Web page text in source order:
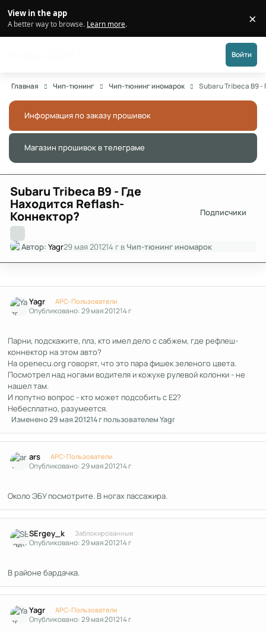
View in the app
A better way to browse. Learn more. ×
Войти
Главная Чип-тюнинг Чип-тюнинг иномарок Subaru Tribeca B9
Информация по заказу прошивок
Магазин прошивок в телеграме
Subaru Tribeca B9 - Где
Находится Reflash-
Коннектор? Подписчики
Автор:Yagr29 мая 201214 г в Чип-тюнинг иномарок
Yagr APC-Пользователи
Опубликовано:29 мая 201214 г
Парни, подскажите, плз, кто имел дело с сабжем, где рефлеш-
коннектор на этом авто?
На openecu.org говорят, что это пара фишек зеленого цвета.
Посмотрел над ногами водителя и кожухе рулевой колонки - не
нашел там.
И попутно вопрос - кто может подсобить с Е2?
Небесплатно, разумеется.
Изменено29 мая 201214 гпользователем Yagr
ars APC-Пользователи
Опубликовано:29 мая 201214 г
Около ЭБУ посмотрите. В ногах пассажира.
SErgey_k Заблокированные
Опубликовано:29 мая 201214 г
В районе бардачка.
Yagr APC-Пользователи
Опубликовано:29 мая 201214 г